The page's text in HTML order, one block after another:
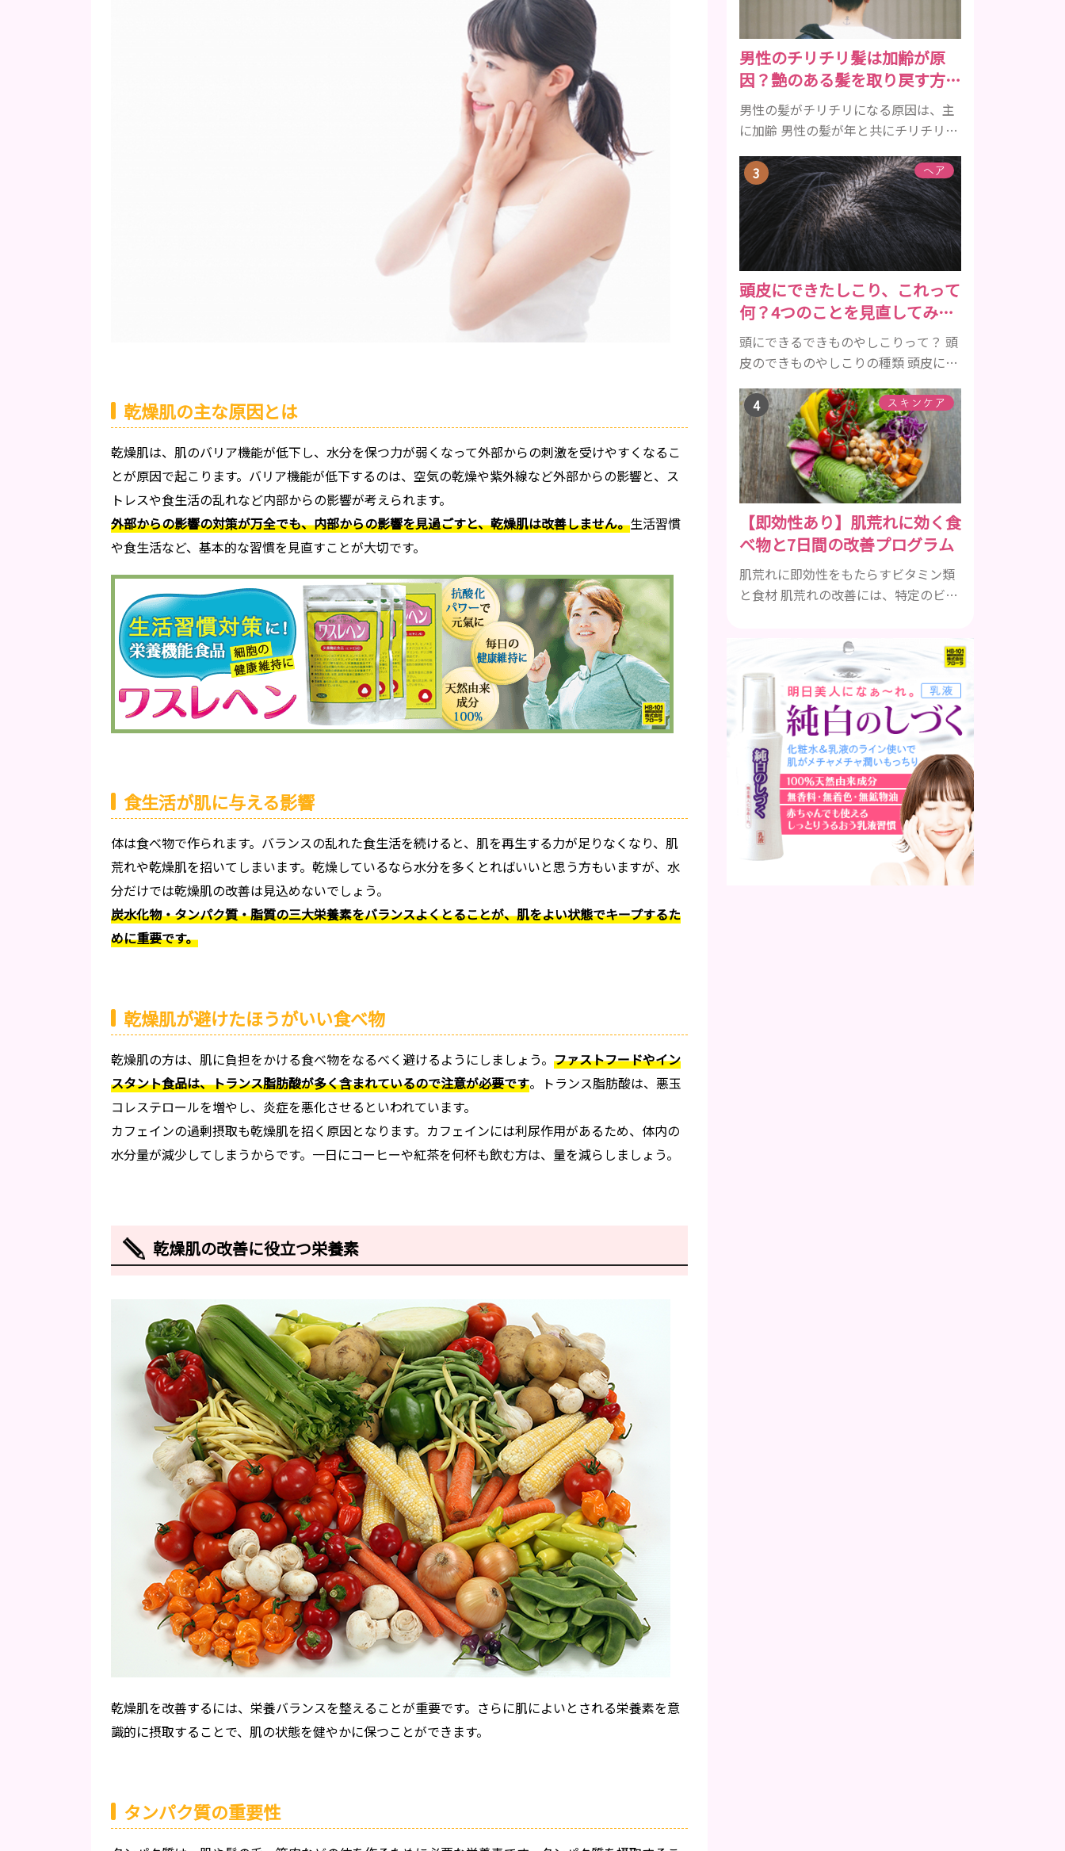
乾燥肌の主な原因とは
乾燥肌は、肌のバリア機能が低下し、水分を保つ力が弱くなって外部からの刺激を受けやすくなるこ
とが原因で起こります。バリア機能が低下するのは、空気の乾燥や紫外線など外部からの影響と、ス
トレスや食生活の乱れなど内部からの影響が考えられます。
外部からの影響の対策が万全でも、内部からの影響を見過ごすと、乾燥肌は改善しません。生活習慣
や食生活など、基本的な習慣を見直すことが大切です。
食生活が肌に与える影響
体は食べ物で作られます。バランスの乱れた食生活を続けると、肌を再生する力が足りなくなり、肌
荒れや乾燥肌を招いてしまいます。乾燥しているなら水分を多くとればいいと思う方もいますが、水
分だけでは乾燥肌の改善は見込めないでしょう。
炭水化物・タンパク質・脂質の三大栄養素をバランスよくとることが、肌をよい状態でキープするた
めに重要です。
乾燥肌が避けたほうがいい食べ物
乾燥肌の方は、肌に負担をかける食べ物をなるべく避けるようにしましょう。 ファストフードやイン
スタント食品は、トランス脂肪酸が多く含まれているので注意が必要です。トランス脂肪酸は、悪玉
コレステロールを増やし、炎症を悪化させるといわれています。
カフェインの過剰摂取も乾燥肌を招く原因となります。カフェインには利尿作用があるため、体内の
水分量が減少してしまうからです。一日にコーヒーや紅茶を何杯も飲む方は、量を減らしましょう。
乾燥肌の改善に役立つ栄養素
乾燥肌を改善するには、栄養バランスを整えることが重要です。さらに肌によいとされる栄養素を意
識的に摂取することで、肌の状態を健やかに保つことができます。
タンパク質の重要性
を引き起こすおそれがあるのかを説明
しますね。 •フッ素･･･歯の表面のエナ
メルを守り強くしたり、虫歯と防ぐ働
きを持つ成分 •香味料 ･･･歯磨き粉の風
味や爽...
男性のチリチリ髪は加齢が原
因？艶のある髪を取り戻す方法
をご紹介
男性の髪がチリチリになる原因は、主
に加齢 男性の髪が年と共にチリチリに
い頃はしっかりとボリュームがあり、
髪にツヤがあった男性も、いつのまに
か髪がチリチリでペタンとするように
なったと感じる人もいるでしょう。特
に大人の男性としての魅力が出てくる
40代以降の男性に悩んでいる人が多い
傾向があります。 髪が生え変わるサイ
クルは、年齢と共に乱れていきます。
髪が太くならないま...
ヘア
頭皮にできたしこり、これって
何？4つのことを見直してみよ
う！
頭にできるできものやしこりって？ 頭
皮のできものやしこりの種類 頭皮にで
して一種類ではありません。人によっ
ても違いますし、症状や種類によって
も違います。まずはどんな病気なの
か、よりも、どんな種類のできものや
しこりがあるのかを解説いきましょ
う。 水疱 ご存知の方もいらっしゃるか
と思いますが、すいほう、と読みま
す。これは表皮や表皮下にできるもの
です。表皮は0.2mmほ...
スキンケア
【即効性あり】肌荒れに効く食
べ物と7日間の改善プログラム
肌荒れに即効性をもたらすビタミン類
と食材 肌荒れの改善には、特定のビタ
力を高め、荒れた肌を内側から修復す
る栄養素です。 ビタミンA：レバー、
人参、ほうれん草など レバー、人参、
ほうれん草などに含まれるビタミンA
は、肌のターンオーバーを正常化し、
肌荒れを素早く修復します。特にレバ
ーは吸収率の高いレチノールを含み、
即効性が期待でき...